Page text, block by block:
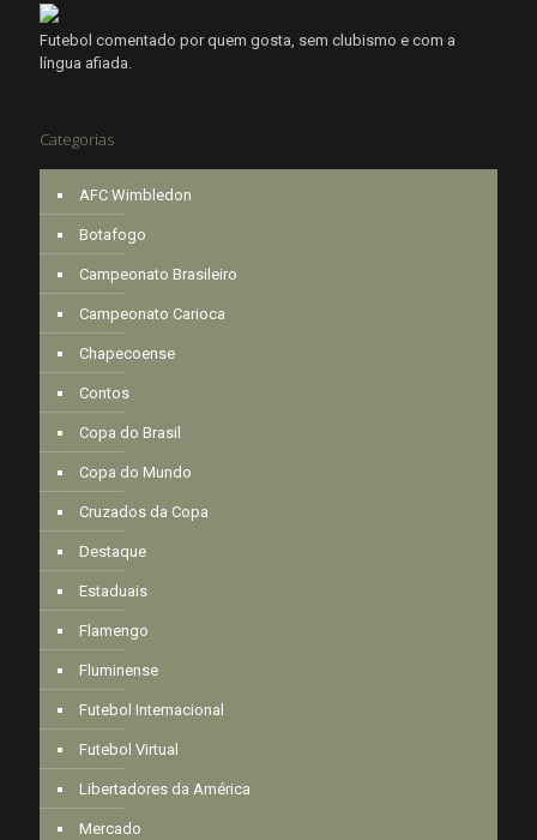
Futebol comentado por quem gosta, sem clubismo e com a
língua afiada.
Categorias
AFC Wimbledon
Botafogo
Campeonato Brasileiro
Campeonato Carioca
Chapecoense
Contos
Copa do Brasil
Copa do Mundo
Cruzados da Copa
Destaque
Estaduais
Flamengo
Fluminense
Futebol Internacional
Futebol Virtual
Libertadores da América
Mercado